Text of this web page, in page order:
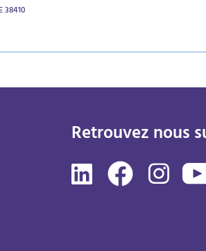
38410
Retrouvez nous